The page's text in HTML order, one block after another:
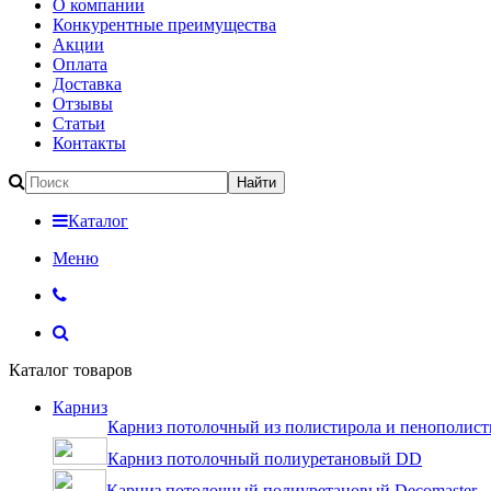
О компании
Конкурентные преимущества
Акции
Оплата
Доставка
Отзывы
Статьи
Контакты
Каталог
Меню
Каталог товаров
Карниз
Карниз потолочный из полистирола и
Карниз потолочный полиуретановый DD